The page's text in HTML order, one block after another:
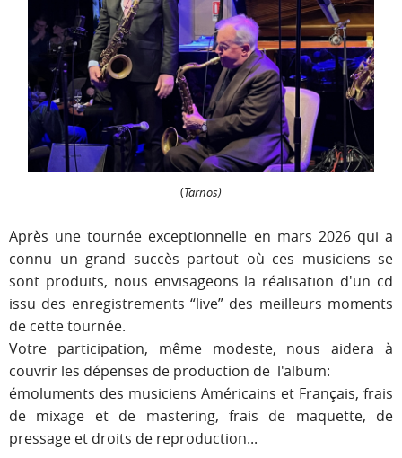
(Tarnos)
Après une tournée exceptionnelle en mars 2026 qui a
connu un grand succès partout où ces musiciens se
sont produits, nous envisageons la réalisation d'un cd
issu des enregistrements “live” des meilleurs moments
de cette tournée.
Votre participation, même modeste, nous aidera à
couvrir les dépenses de production de l'album:
émoluments des musiciens Américains et Français, frais
de mixage et de mastering, frais de maquette, de
pressage et droits de reproduction...